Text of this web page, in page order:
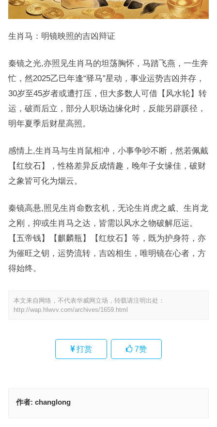
生肖马：明镜映照的吉凶辩证
秦镜之光,亦照见生肖马的坦荡胸怀，马踏飞燕，一生奔
忙，然2025乙巳年逢“驿马”星动，事业运势吉凶并存，
30岁至45岁者或遭打压，但大多数人可借【风水轮】转
运，破而后立，部分人职场边缘化时，反能另辟蹊径，
明年夏季后财星高照。
感情上,生肖马与生肖鼠相冲，小事争吵不断，然若佩戴
【红纹石】，性格差异反成情趣，晚年子女缘佳，破财
之象皆可化为烟云。
秦镜高悬,照见生肖命数玄机，无论生肖虎之威、生肖龙
之刚，抑或生肖马之达，皆需以风水之物破解厄运。
【五帝钱】【麒麟瓶】【红纹石】等，既为护身符，亦
为催旺之钥，运势流转，吉凶相生，唯明镜在心者，方
得始终。
本文来自网络，不代表华威网立场，转载请注明出处：
http://wap.hlwvv.com/archives/1659.html
打赏 7赞
作者: changlong